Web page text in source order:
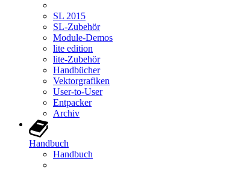
SL 2015
SL-Zubehör
Module-Demos
lite edition
lite-Zubehör
Handbücher
Vektorgrafiken
User-to-User
Entpacker
Archiv
Handbuch
Handbuch